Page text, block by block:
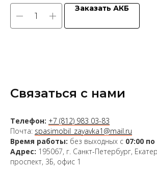
Заказать АКБ
Связаться с нами
Телефон: +7 (812) 983 03-83
Почта: spasimobil_zayavka1@mail.ru
Время работы: без выходных с 07:00 по
Адрес: 195067, г. Санкт-Петербург,
проспект, 3Б, офис 1